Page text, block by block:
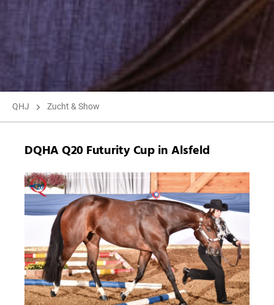
QHJ Zucht & Show
DQHA Q20 Futurity Cup in Alsfeld